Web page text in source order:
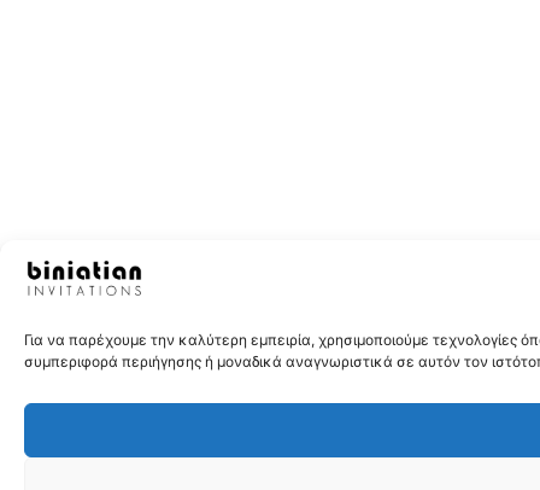
Για να παρέχουμε την καλύτερη εμπειρία, χρησιμοποιούμε
συμπεριφορά περιήγησης ή μοναδικά αναγνωριστικά σε αυτόν τον